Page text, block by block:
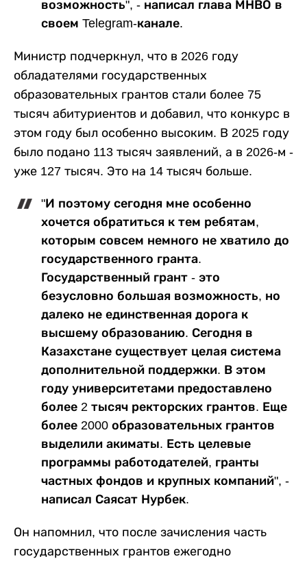
возможность", - написал глава МНВО в
своем Telegram-канале.
Министр подчеркнул, что в 2026 году
обладателями государственных
образовательных грантов стали более 75
тысяч абитуриентов и добавил, что конкурс в
этом году был особенно высоким. В 2025 году
было подано 113 тысяч заявлений, а в 2026-м -
уже 127 тысяч. Это на 14 тысяч больше.
"И поэтому сегодня мне особенно
хочется обратиться к тем ребятам,
которым совсем немного не хватило до
государственного гранта.
Государственный грант - это
безусловно большая возможность, но
далеко не единственная дорога к
высшему образованию. Сегодня в
Казахстане существует целая система
дополнительной поддержки. В этом
году университетами предоставлено
более 2 тысяч ректорских грантов. Еще
более 2000 образовательных грантов
выделили акиматы. Есть целевые
программы работодателей, гранты
частных фондов и крупных компаний", -
написал Саясат Нурбек.
Он напомнил, что после зачисления часть
государственных грантов ежегодно